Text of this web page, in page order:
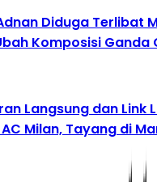
Diduga Terlibat
Komposisi Ganda
Langsung dan Link
Milan, Tayang di